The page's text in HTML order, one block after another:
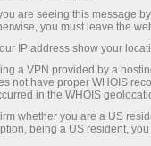
representa
le responderán a
popular en
are seeing this message
you must leave the
IP address show your
a VPN provided by a
not have proper WHOIS
in the WHOIS
whether you are a US
being a US resident,